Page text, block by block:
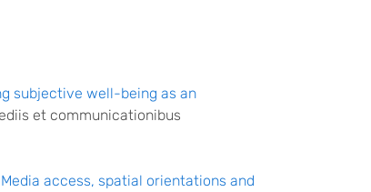
subjective well-being as an
et communicationibus
access, spatial orientations and